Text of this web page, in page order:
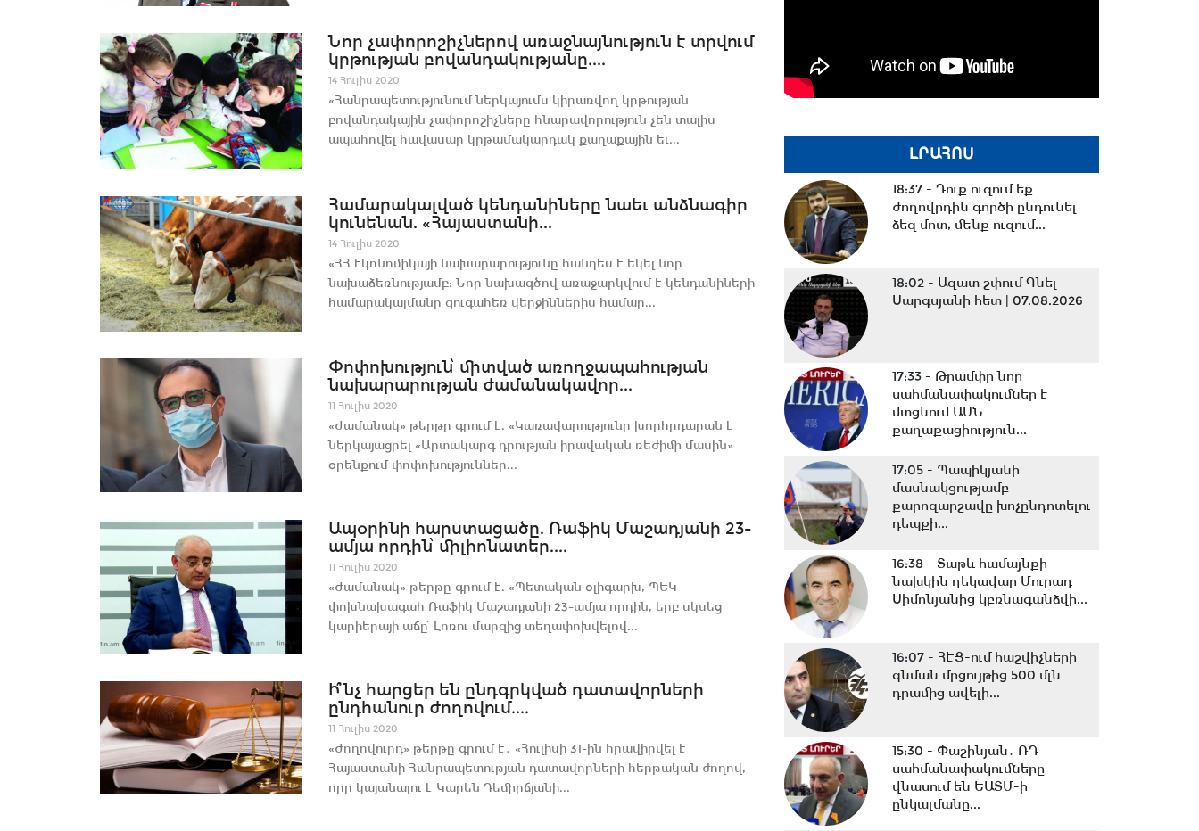
Նոր չափորոշիչներով առաջնայնություն է տրվում
կրթության բովանդակությանը....
14 Հուլիս 2020
«Հանրապետությունում ներկայումս կիրառվող կրթության
բովանդակային չափորոշիչները հնարավորություն չեն տալիս
ապահովել հավասար կրթամակարդակ քաղաքային եւ...
Համարակալված կենդանիները նաեւ անձնագիր
կունենան. «Հայաստանի...
14 Հուլիս 2020
«ՀՀ էկոնոմիկայի նախարարությունը հանդես է եկել նոր
նախաձեռնությամբ: Նոր նախագծով առաջարկվում է կենդանիների
համարակալմանը զուգահեռ վերջիններիս համար...
Փոփոխություն՝ միտված առողջապահության
նախարարության ժամանակավոր...
11 Հուլիս 2020
«Ժամանակ» թերթը գրում է. «Կառավարությունը խորհրդարան է
ներկայացրել «Արտակարգ դրության իրավական ռեժիմի մասին»
օրենքում փոփոխություններ...
Ապօրինի հարստացածը. Ռաֆիկ Մաշադյանի 23-
ամյա որդին՝ միլիոնատեր....
11 Հուլիս 2020
«Ժամանակ» թերթը գրում է. «Պետական օլիգարխ, ՊԵԿ
փոխնախագահ Ռաֆիկ Մաշադյանի 23-ամյա որդին, երբ սկսեց
կարիերայի աճը՝ Լոռու մարզից տեղափոխվելով...
Ի՞նչ հարցեր են ընդգրկված դատավորների
ընդհանուր ժողովում....
11 Հուլիս 2020
«Ժողովուրդ» թերթը գրում է․ «Հուլիսի 31-ին հրավիրվել է
Հայաստանի Հանրապետության դատավորների հերթական ժողով,
որը կայանալու է Կարեն Դեմիրճյանի...
ԼՐԱՀՈՍ
18:37 - Դուք ուզում եք
ժողովրդին գործի ընդունել
ձեզ մոտ, մենք ուզում...
18:02 - Ազատ շփում Գնել
Սարգսյանի հետ | 07.08.2026
17:33 - Թրամփը նոր
սահմանափակումներ է
մտցնում ԱՄՆ
քաղաքացիություն...
17:05 - Պապիկյանի
մասնակցությամբ
քարոզարշավը խոչընդոտելու
դեպքի...
16:38 - Տաթև համայնքի
նախկին ղեկավար Մուրադ
Սիմոնյանից կբռնագանձվի...
16:07 - ՀԷՑ-ում հաշվիչների
գնման մրցույթից 500 մլն
դրամից ավելի...
15:30 - Փաշինյան․ ՌԴ
սահմանափակումները
վնասում են ԵԱՏՄ-ի
ընկալմանը...